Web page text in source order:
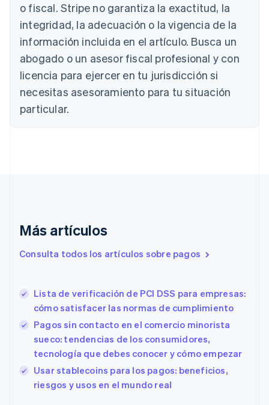
o fiscal. Stripe no garantiza la exactitud, la
integridad, la adecuación o la vigencia de la
información incluida en el artículo. Busca un
abogado o un asesor fiscal profesional y con
licencia para ejercer en tu jurisdicción si
necesitas asesoramiento para tu situación
particular.
Más artículos
Consulta todos los artículos sobre pagos
Lista de verificación de PCI DSS para empresas:
cómo satisfacer las normas de cumplimiento
Pagos sin contacto en el comercio minorista
sueco: tendencias de los consumidores,
tecnología que debes conocer y cómo empezar
Usar stablecoins para los pagos: beneficios,
riesgos y usos en el mundo real
Austria
DeutschEnglish
Bélgica
Nederlands FrançaisDeutsch English
Brasil
Português English
Bulgaria
English
Canadá
China continental
Emiratos Árabes Unidos
Eslovaquia
EnglishItaliano
España
Estados Unidos
EnglishEspañol简体中文
Estonia
Finlandia
EnglishSvenska